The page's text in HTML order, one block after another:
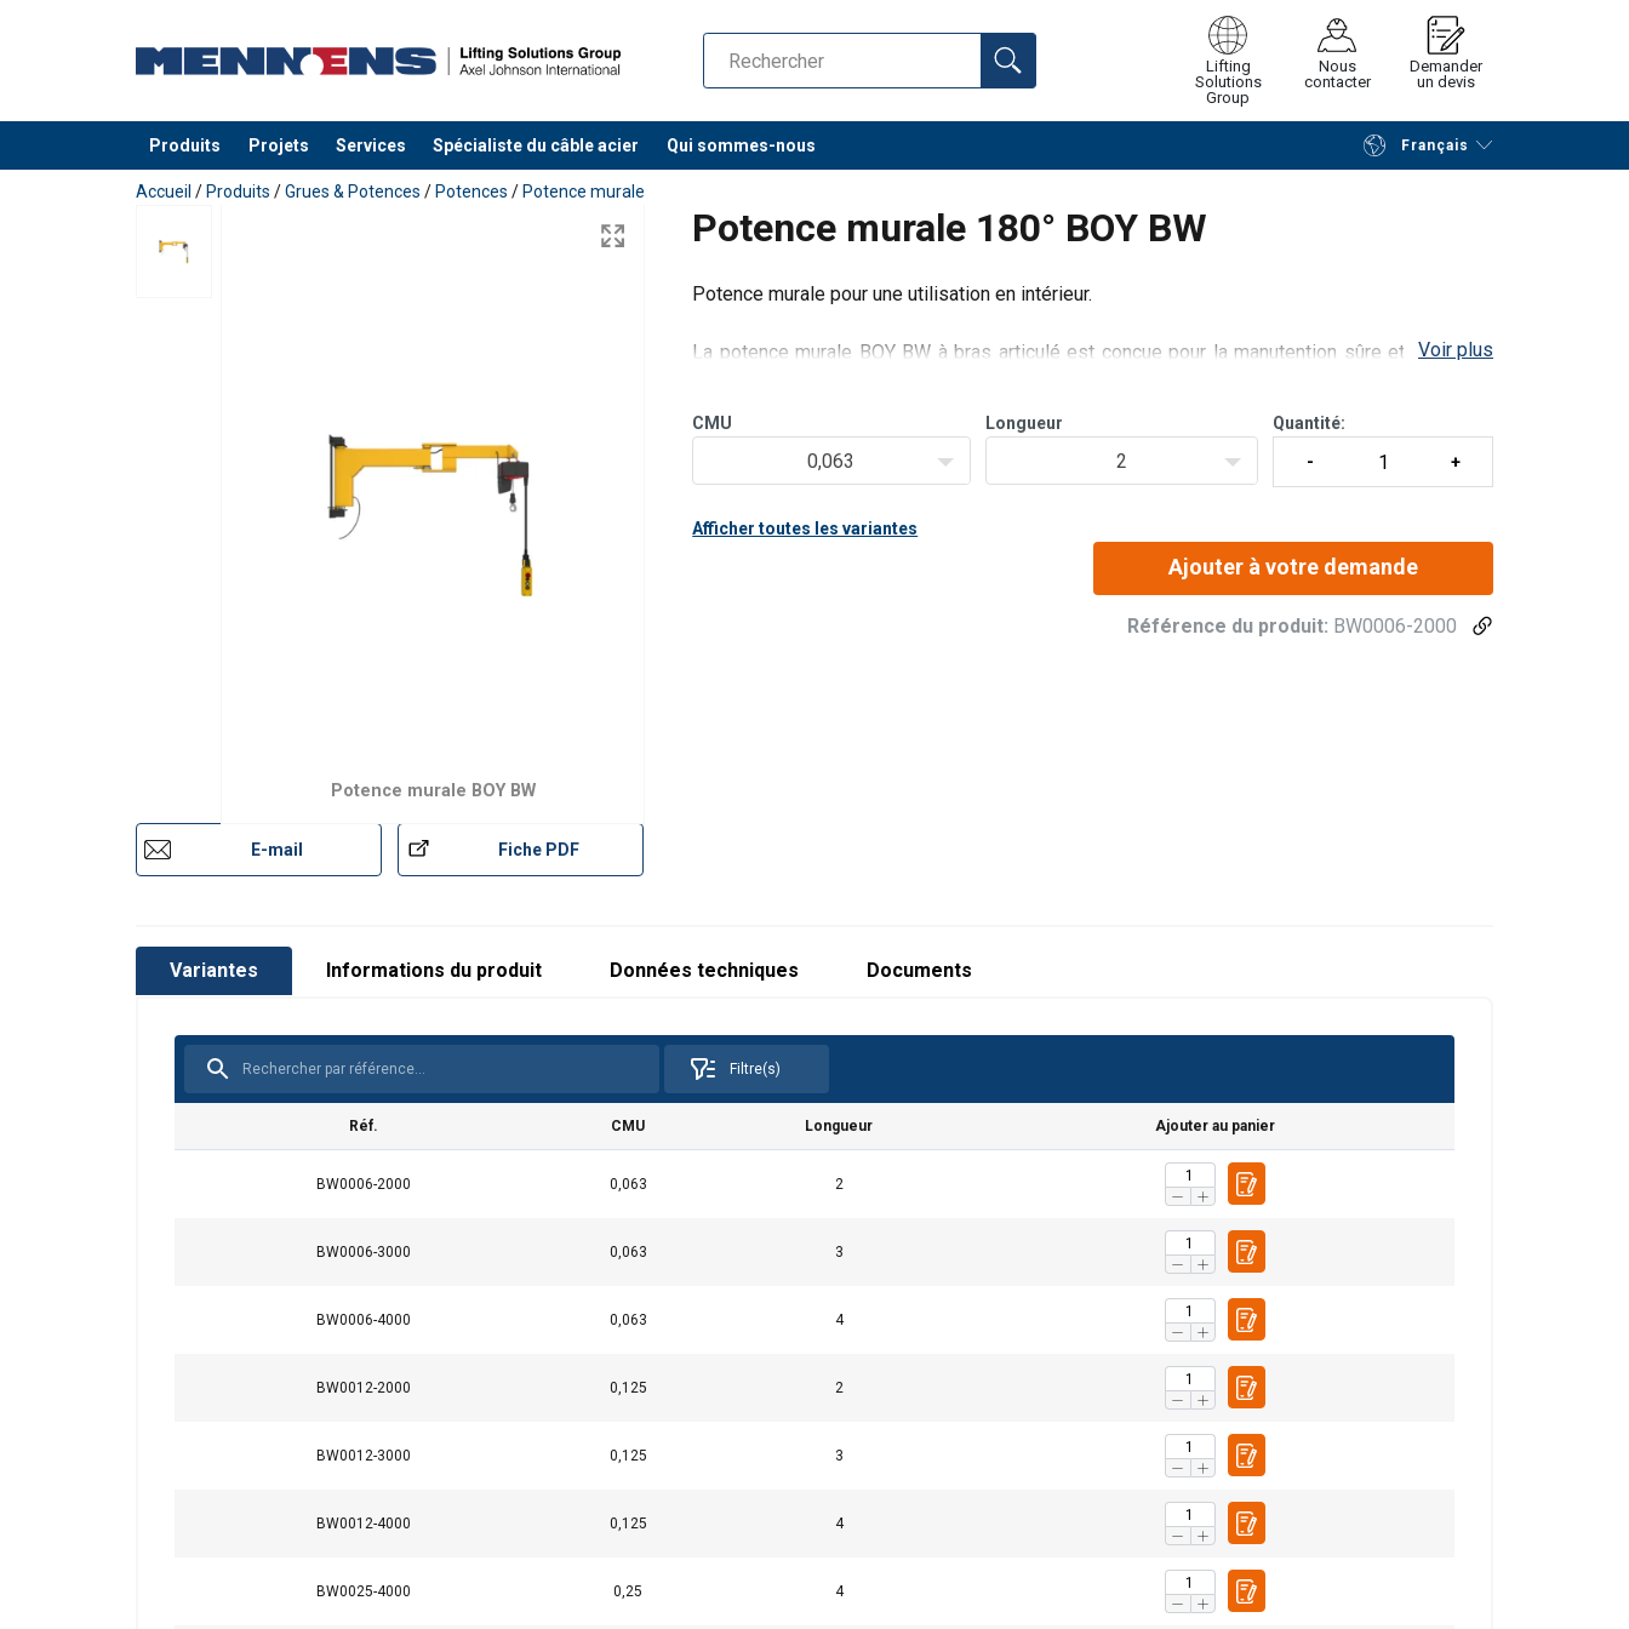
Lifting
Solutions
Group
Nous
contacter
Demander
un devis
Produits Projets Services Spécialiste du câble acier Qui sommes-nous Français
Ajouté au panier Poursuivre Envoyer demande
Accueil / Produits /Grues & Potences / Potences / Potence murale
Potence murale 180° BOY BW
Potence murale BOY BW
E-mail Fiche PDF
Potence murale pour une utilisation en intérieur.
La potence murale BOY BW à bras articulé est conçue pour la manutention sûre et rapide de
et précisément tous les coins du lieu de travail.
Voir plus
CMU
0,063
Longueur
2
Quantité:
Afficher toutes les variantes
Ajouter à votre demande
Référence du produit: BW0006-2000
Variantes Informations du produit Données techniques Documents
Filtre(s)
Réf. CMU Longueur Ajouter au panier
BW0006-2000 0,063 2
BW0006-3000 0,063 3
BW0006-4000 0,063 4
BW0012-2000 0,125 2
BW0012-3000 0,125 3
BW0012-4000 0,125 4
BW0025-4000 0,25 4
Marquage:
Norme:
DUTCH
ENGLISH TRANSLATION
Ce site Web utilise des cookies
Nous utilisons des cookies pour personnaliser le contenu, les publicités et analyser notre trafic. Nous
partageons également des informations sur votre utilisation de notre site avec nos partenaires de